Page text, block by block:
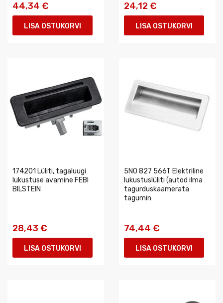
44,34 €
LISA OSTUKORVI
24,12 €
LISA OSTUKORVI
174201 Lüliti, tagaluugi
lukustuse avamine FEBI
BILSTEIN
28,43 €
LISA OSTUKORVI
5N0 827 566T Elektriline
lukustuslüliti (autod ilma
tagurduskaamerata
tagumin
74,44 €
LISA OSTUKORVI